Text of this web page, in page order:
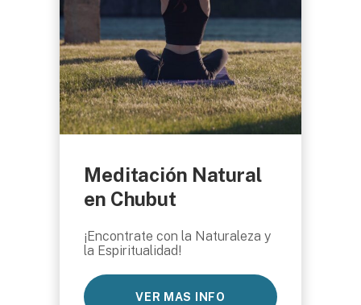
Meditación Natural
en Chubut
¡Encontrate con la Naturaleza y
la Espiritualidad!
VER MAS INFO